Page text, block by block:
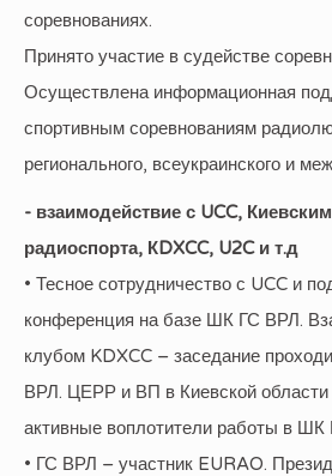
соревнованиях.
Принято участие в судействе
Осуществлена информационная
спортивным соревнованиям
регионального, всеукраинского и
- взаимодействие с UCC,
радиоспорта, КDXCC, U2C и т.д
• Тесное сотрудничество с UCC и
конференция на базе ШК ГС ВРЛ.
клубом KDXCC – заседание
ВРЛ. ЦЕРР и ВП в Киевской
активные воплотители работы в
• ГС ВРЛ – участник EURAO.